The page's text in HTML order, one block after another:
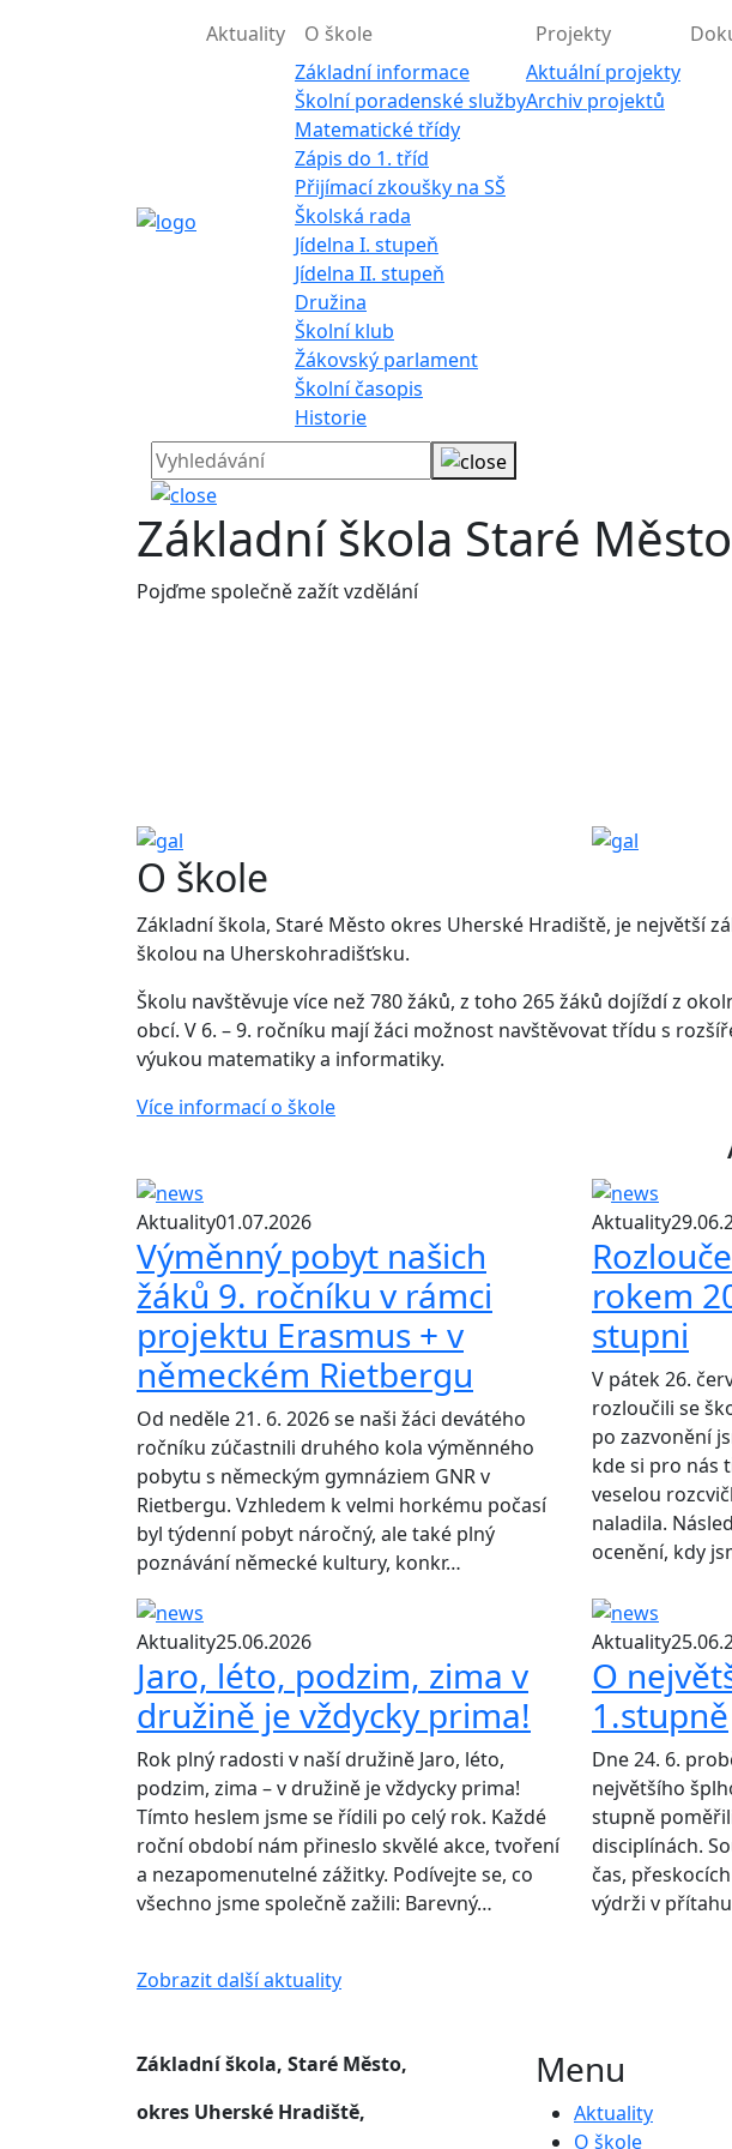
Aktuality
O škole
Základní informace
Školní poradenské služby
Matematické třídy
Zápis do 1. tříd
Přijímací zkoušky na SŠ
Školská rada
Jídelna I. stupeň
Jídelna II. stupeň
Družina
Školní klub
Žákovský parlament
Školní časopis
Historie
Projekty
Aktuální projekty
Archiv projektů
Základní škola Staré Město
Pojďme společně zažít vzdělání
O škole
Základní škola, Staré Město okres Uherské Hradiště, je největší
školou na Uherskohradišťsku.
Školu navštěvuje více než 780 žáků, z toho 265 žáků dojíždí z
obcí. V 6. – 9. ročníku mají žáci možnost navštěvovat třídu s
výukou matematiky a informatiky.
Více informací o škole
Aktuality01.07.2026
Výměnný pobyt našich
žáků 9. ročníku v rámci
projektu Erasmus + v
německém Rietbergu
Od neděle 21. 6. 2026 se naši žáci devátého
ročníku zúčastnili druhého kola výměnného
pobytu s německým gymnáziem GNR v
Rietbergu. Vzhledem k velmi horkému počasí
byl týdenní pobyt náročný, ale také plný
poznávání německé kultury, konkr…
Aktuality
rokem
stupni
V pátek 26.
rozloučili se
po zazvonění
kde si pro nás
veselou
naladila.
ocenění, kdy
Aktuality25.06.2026
Jaro, léto, podzim, zima v
družině je vždycky prima!
Rok plný radosti v naší družině Jaro, léto,
podzim, zima – v družině je vždycky prima!
Tímto heslem jsme se řídili po celý rok. Každé
roční období nám přineslo skvělé akce, tvoření
a nezapomenutelné zážitky. Podívejte se, co
všechno jsme společně zažili: Barevný…
Aktuality
O
1.stupně
Dne 24. 6.
největšího
stupně
disciplínách.
čas,
výdrži v
Zobrazit další aktuality
Základní škola, Staré Město,
okres Uherské Hradiště,
Menu
Aktuality
O škole